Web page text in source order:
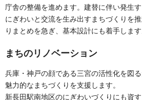
庁舎の整備を進めます。建替に伴い発生
にぎわいと交流を生み出すまちづくりを
りまとめを急ぎ、基本設計にも着手します
まちのリノベーション
兵庫・神戸の顔である三宮の活性化を図
魅力的なまちづくりを支援します。
新長田駅南地区のにぎわいづくりにも資